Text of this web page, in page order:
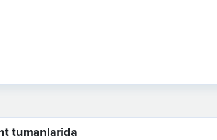
tumanlarida